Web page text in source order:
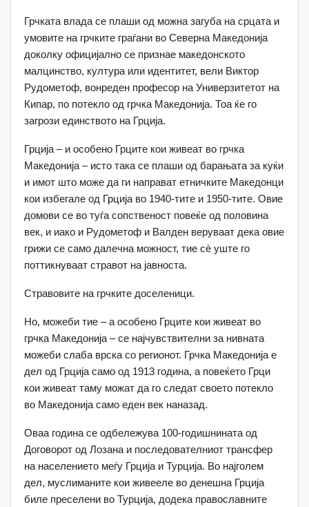
Грчката влада се плаши од можна загуба на срцата и
умовите на грчките граѓани во Северна Македонија
доколку официјално се признае македонското
малцинство, култура или идентитет, вели Виктор
Рудометоф, вонреден професор на Универзитетот на
Кипар, по потекло од грчка Македонија. Тоа ќе го
загрози единството на Грција.
Грција – и особено Грците кои живеат во грчка
Македонија – исто така се плаши од барањата за куќи
и имот што може да ги направат етничките Македонци
кои избегале од Грција во 1940-тите и 1950-тите. Овие
домови се во туѓа сопственост повеќе од половина
век, и иако и Рудометоф и Валден веруваат дека овие
грижи се само далечна можност, тие сè уште го
поттикнуваат стравот на јавноста.
Стравовите на грчките доселеници.
Но, можеби тие – а особено Грците кои живеат во
грчка Македонија – се најчувствителни за нивната
можеби слаба врска со регионот. Грчка Македонија е
дел од Грција само од 1913 година, а повеќето Грци
кои живеат таму можат да го следат своето потекло
во Македонија само еден век наназад.
Оваа година се одбележува 100-годишнината од
Договорот од Лозана и последователниот трансфер
на населението меѓу Грција и Турција. Во најголем
дел, муслиманите кои живееле во денешна Грција
биле преселени во Турција, додека православните